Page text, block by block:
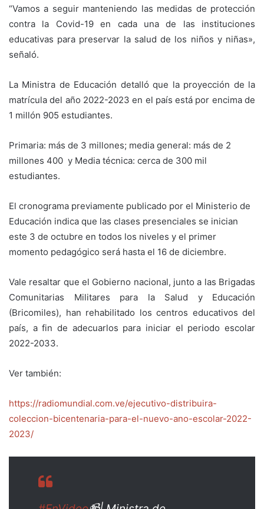
“Vamos a seguir manteniendo las medidas de protección
contra la Covid-19 en cada una de las instituciones
educativas para preservar la salud de los niños y niñas»,
señaló.
La Ministra de Educación detallóque la proyección de la
matrícula del año 2022-2023 en el país está por encima de
1 millón 905 estudiantes.
Primaria: más de 3 millones; media general: más de 2
millones 400 y Media técnica: cerca de 300 mil
estudiantes.
El cronograma previamente publicado por el Ministerio de
Educación indica que las clases presenciales se inician
este 3 de octubre en todos los niveles y el primer
momento pedagógico será hasta el 16 de diciembre.
Vale resaltar que el Gobierno nacional, junto a las Brigadas
Comunitarias Militares para la Salud y Educación
(Bricomiles), han rehabilitado los centros educativos del
país, a fin de adecuarlos para iniciar el periodo escolar
2022-2033.
Ver también:
https://radiomundial.com.ve/ejecutivo-distribuira-
coleccion-bicentenaria-para-el-nuevo-ano-escolar-2022-
2023/